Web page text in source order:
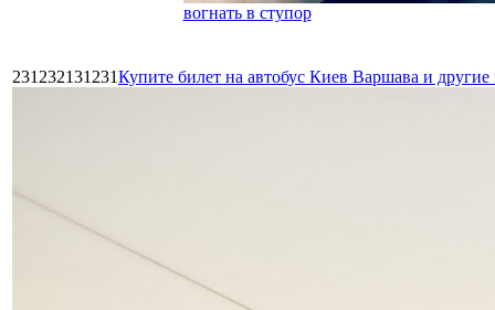
вогнать в ступор
231232131231Купите билет на автобус Киев Варшава и